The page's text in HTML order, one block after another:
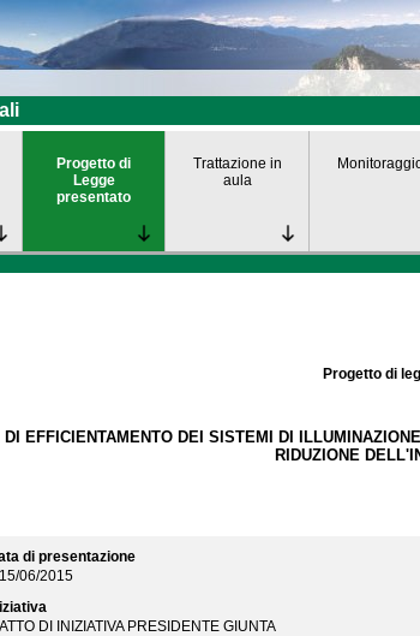
Progetto di
Legge
presentato
Trattazione in
aula
Progetto di
EFFICIENTAMENTO DEI SISTEMI DI
RIDUZIONE
di presentazione
15/06/2015
ATTO DI INIZIATIVA PRESIDENTE GIUNTA